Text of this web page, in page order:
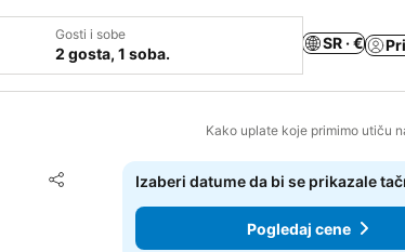
Gosti i sobe
2 gosta, 1 soba.
SR · €
Kako uplate koje primimo utiču
Deli
Dodati u favorite
Izaberi datume da bi se prikazale
Pogledaj cene